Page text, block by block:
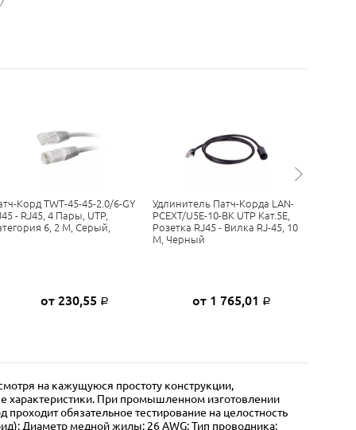
Корд TWT-45-45-2.0/6-GY
- RJ45, 4 Пары, UTP,
6, 2 М, Серый,
от 230,55 Р
Удлинитель Патч-Корда LAN-
PCEXT/U5E-10-BK UTP Кат.5E,
Розетка RJ45 - Вилка RJ-45, 10
М, Черный
от 1 765,01 Р
на кажущуюся простоту конструкции,
характеристики. При промышленном изготовлении
обязательное тестирование на целостность
Диаметр медной жилы: 26 AWG; Тип проводника: